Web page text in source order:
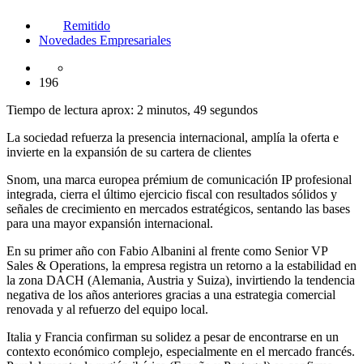
Remitido
Novedades Empresariales
196
Tiempo de lectura aprox: 2 minutos, 49 segundos
La sociedad refuerza la presencia internacional, amplía la oferta e
invierte en la expansión de su cartera de clientes
Snom, una marca europea prémium de comunicación IP profesional
integrada, cierra el último ejercicio fiscal con resultados sólidos y
señales de crecimiento en mercados estratégicos, sentando las bases
para una mayor expansión internacional.
En su primer año con Fabio Albanini al frente como Senior VP
Sales & Operations, la empresa registra un retorno a la estabilidad en
la zona DACH (Alemania, Austria y Suiza), invirtiendo la tendencia
negativa de los años anteriores gracias a una estrategia comercial
renovada y al refuerzo del equipo local.
Italia y Francia confirman su solidez a pesar de encontrarse en un
contexto económico complejo, especialmente en el mercado francés.